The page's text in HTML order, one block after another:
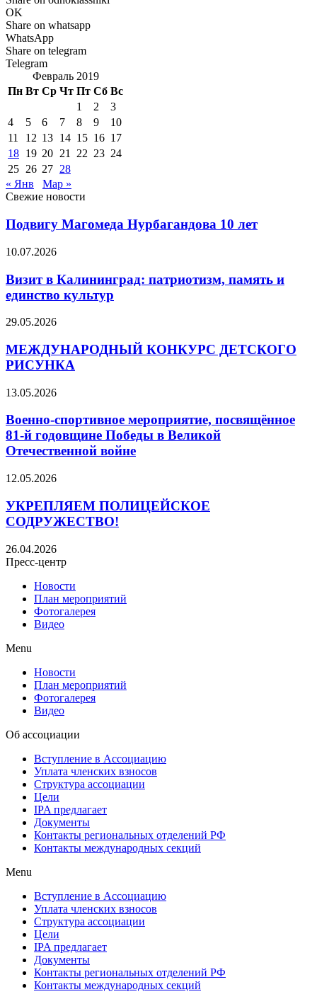
OK
Share on whatsapp
WhatsApp
Share on telegram
Telegram
Февраль 2019
Пн Вт Ср Чт Пт Сб Вс
1
2
3
4
5 6 7 8 9
10
11
12 13 14 15 16 17
18 19 20 21 22 23 24
25 26 27 28
« Янв
Мар »
Свежие новости
Подвигу Магомеда Нурбагандова 10 лет
10.07.2026
Визит в Калининград: патриотизм, память и
единство культур
29.05.2026
МЕЖДУНАРОДНЫЙ КОНКУРС ДЕТСКОГО
РИСУНКА
13.05.2026
Военно‑спортивное мероприятие, посвящённое
81‑й годовщине Победы в Великой
Отечественной войне
12.05.2026
УКРЕПЛЯЕМ ПОЛИЦЕЙСКОЕ
СОДРУЖЕСТВО!
26.04.2026
Пресс-центр
Новости
План мероприятий
Фотогалерея
Видео
Menu
Новости
План мероприятий
Фотогалерея
Видео
Об ассоциации
Вступление в Ассоциацию
Уплата членских взносов
Структура ассоциации
Цели
IPA предлагает
Документы
Контакты региональных отделений РФ
Контакты международных секций
Menu
Вступление в Ассоциацию
Уплата членских взносов
Структура ассоциации
Цели
IPA предлагает
Документы
Контакты региональных отделений РФ
Контакты международных секций